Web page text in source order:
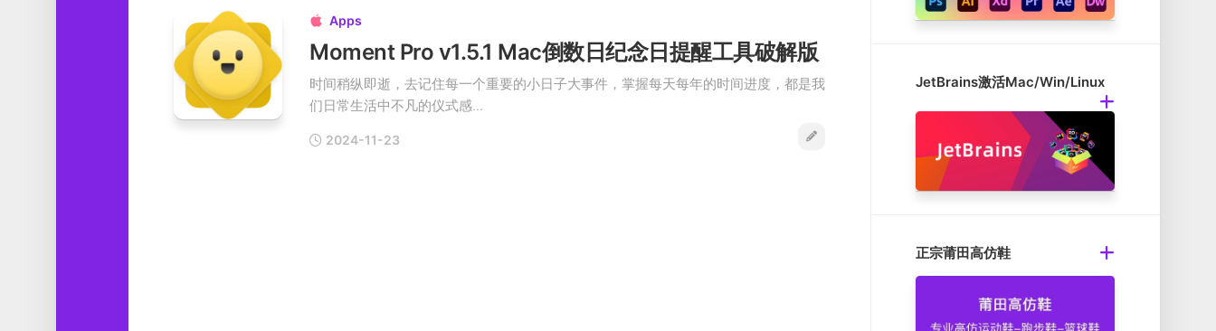
设
体
软
 Apps
Moment Pro v1.5.1 Mac倒数日纪念日提醒工具破解版
时间稍纵即逝，去记住每一个重要的小日子大事件，掌握每天每年的时间进度，都是我
们日常生活中不凡的仪式感...
2024-11-23
JetBrains激活Mac/Win/Linux
正宗莆田高仿鞋